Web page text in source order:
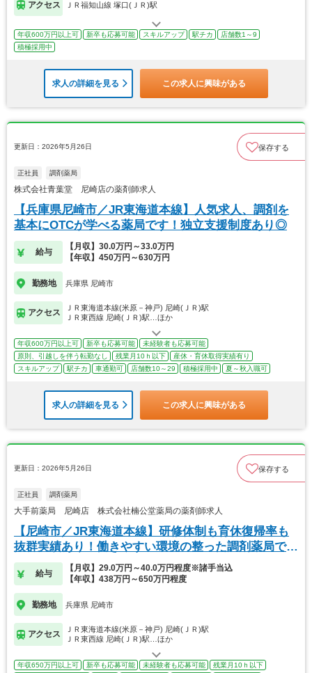
アクセス ＪＲ福知山線 塚口(ＪＲ)駅
年収600万円以上可 新卒も応募可能 スキルアップ 駅チカ
店舗数1～9
積極採用中
求人の詳細を見る この求人に興味がある
更新日：2026年5月26日 保存する
正社員 調剤薬局
株式会社青葉堂 尼崎店の薬剤師求人
【兵庫県尼崎市／JR東海道本線】人気求人、調剤を
基本にOTCが学べる薬局です！独立支援制度あり◎
給与
【月収】30.0万円～33.0万円
【年収】450万円～630万円
勤務地 兵庫県 尼崎市
アクセス
ＪＲ東海道本線(米原－神戸) 尼崎(ＪＲ)駅
ＪＲ東西線 尼崎(ＪＲ)駅…ほか
年収600万円以上可 新卒も応募可能
未経験者も応募可能
原則、引越しを伴う転勤なし
残業月10ｈ以下
産休・育休取得実績有り
スキルアップ
駅チカ 車通勤可 店舗数10～29 積極採用中 夏～秋入職可
求人の詳細を見る この求人に興味がある
更新日：2026年5月26日 保存する
正社員 調剤薬局
大手前薬局 尼崎店 株式会社楠公堂薬局の薬剤師求人
【尼崎市／JR東海道本線】研修体制も育休復帰率も
抜群実績あり！働きやすい環境の整った調剤薬局で
す。
給与
【月収】29.0万円～40.0万円程度※諸手当込
【年収】438万円～650万円程度
勤務地 兵庫県 尼崎市
アクセス
ＪＲ東海道本線(米原－神戸) 尼崎(ＪＲ)駅
ＪＲ東西線 尼崎(ＪＲ)駅…ほか
年収650万円以上可 新卒も応募可能 未経験者も応募可能
残業月10ｈ以下